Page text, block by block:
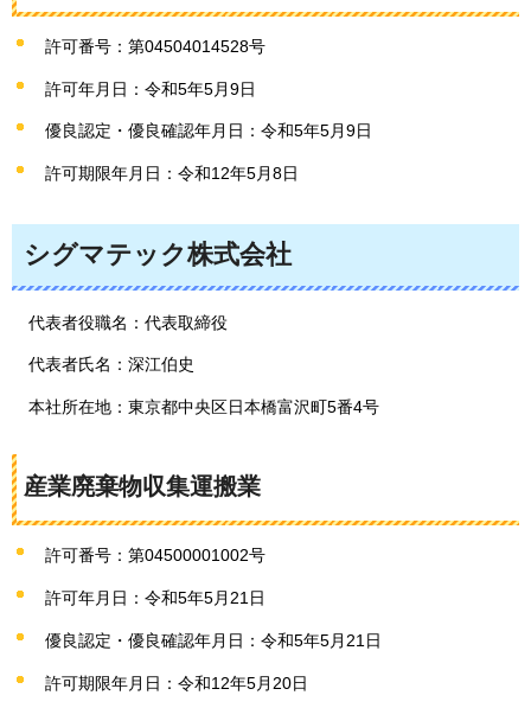
許可番号：第04504014528号
許可年月日：令和5年5月9日
優良認定・優良確認年月日：令和5年5月9日
許可期限年月日：令和12年5月8日
シグマテック株式会社
代表者役職名：代表取締役
代表者氏名：深江伯史
本社所在地：東京都中央区日本橋富沢町5番4号
産業廃棄物収集運搬業
許可番号：第04500001002号
許可年月日：令和5年5月21日
優良認定・優良確認年月日：令和5年5月21日
許可期限年月日：令和12年5月20日